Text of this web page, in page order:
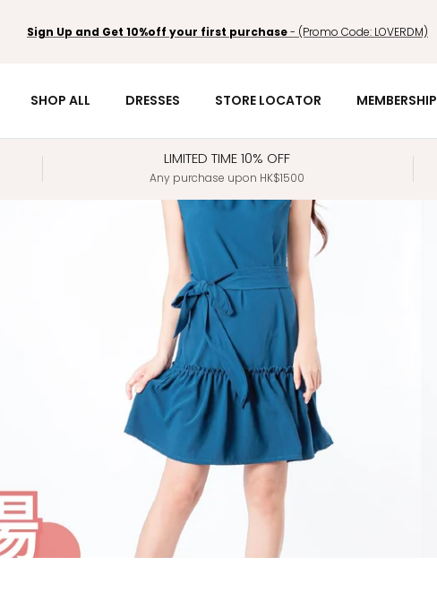
Sign Up and Get 10%off your first purchase- (Promo Code: LOVERDM)
SHOP ALL DRESSES STORE LOCATOR MEMBERSHIP
LIMITED TIME 10% OFF
Any purchase upon HK$1500